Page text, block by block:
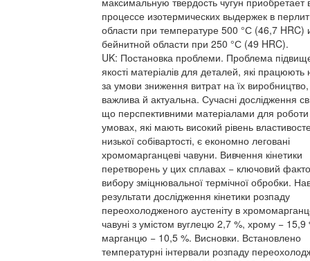
процессе изотермических выдержек в
области при температуре 500 °С (46,7 HRC)
бейнитной области при 250 °С (49 HRC).
UK: Постановка проблеми. Проблема
якості матеріалів для деталей, які працюють
за умови зниження витрат на їх
важлива й актуальна. Сучасні дослідження
що перспективними матеріалами для роботи
умовах, які мають високий рівень
низької собівартості, є економно леговані
хромомарганцеві чавуни. Вивчення кінетики
перетворень у цих сплавах − ключовий
вибору зміцнювальної термічної обробки.
результати дослідження кінетики розпаду
переохолодженого аустеніту в
чавуні з умістом вуглецю 2,7 %, хрому − 15,9
марганцю − 10,5 %. Висновки. Встановлено
температурні інтервали розпаду